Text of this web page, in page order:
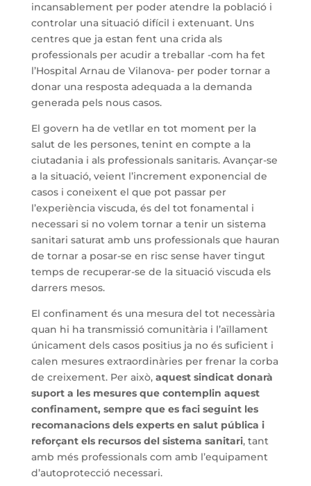
incansablement per poder atendre la població i
controlar una situació difícil i extenuant. Uns
centres que ja estan fent una crida als
professionals per acudir a treballar -com ha fet
l’Hospital Arnau de Vilanova- per poder tornar a
donar una resposta adequada a la demanda
generada pels nous casos.
El govern ha de vetllar en tot moment per la
salut de les persones, tenint en compte a la
ciutadania i als professionals sanitaris. Avançar-se
a la situació, veient l’increment exponencial de
casos i coneixent el que pot passar per
l’experiència viscuda, és del tot fonamental i
necessari si no volem tornar a tenir un sistema
sanitari saturat amb uns professionals que hauran
de tornar a posar-se en risc sense haver tingut
temps de recuperar-se de la situació viscuda els
darrers mesos.
El confinament és una mesura del tot necessària
quan hi ha transmissió comunitària i l’aïllament
únicament dels casos positius ja no és suficient i
calen mesures extraordinàries per frenar la corba
de creixement. Per això, aquest sindicat donarà
suport a les mesures que contemplin aquest
confinament, sempre que es faci seguint les
recomanacions dels experts en salut pública i
reforçant els recursos del sistema sanitari, tant
amb més professionals com amb l’equipament
d’autoprotecció necessari.